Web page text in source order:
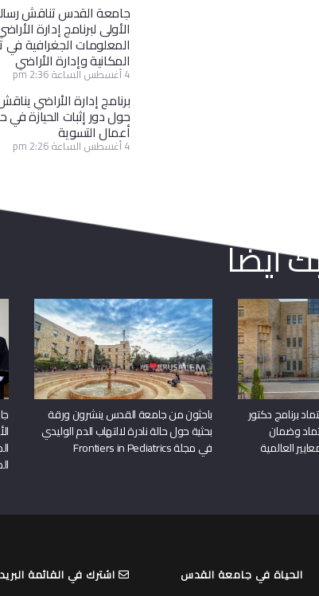
جامعة القدس تناقش
الأولى لبرنامج إدارة
المعلومات الجغرافية في
المكانية وإدارة الأراضي
4 أغسطس الساعة 2:36 pm
برنامج إدارة الأراضي
حول دور إثبات الحيازة في
أعمال التسوية
4 أغسطس الساعة 2:26 pm
أيضا
برنامج دكتور
وضمان
العالمية
باحثون من جامعة القدس ينشرون ورقة
بحثية حول حالة نادرة لالتهاب الدم الوليدي
في مجلة Frontiers in Pediatrics
الحياة في جامعة القدس اشترك في القائمة